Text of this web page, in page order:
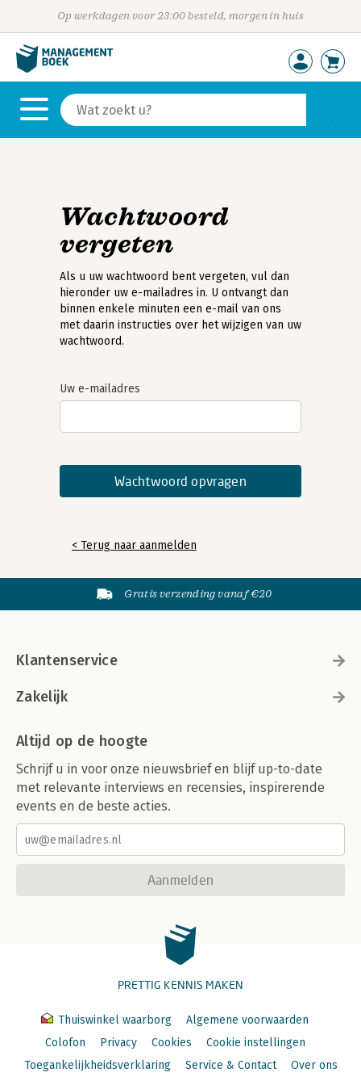
Op werkdagen voor 23:00 besteld, morgen in huis
Wachtwoord
vergeten
Als u uw wachtwoord bent vergeten, vul dan
hieronder uw e-mailadres in. U ontvangt dan
binnen enkele minuten een e-mail van ons
met daarin instructies over het wijzigen van uw
wachtwoord.
Uw e-mailadres
< Terug naar aanmelden
Gratis verzending vanaf €20
Klantenservice
Zakelijk
Altijd op de hoogte
Schrijf u in voor onze nieuwsbrief en blijf up-to-date
met relevante interviews en recensies, inspirerende
events en de beste acties.
Aanmelden
PRETTIG KENNIS MAKEN
Thuiswinkel waarborg
Algemene voorwaarden
Colofon
Privacy Cookies
Cookie instellingen
Toegankelijkheidsverklaring
Service & Contact Over ons